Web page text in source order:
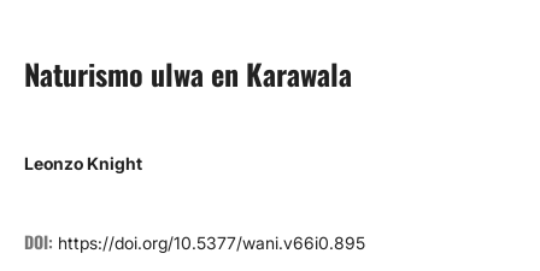
Naturismo ulwa en Karawala
Leonzo Knight
DOI: https://doi.org/10.5377/wani.v66i0.895